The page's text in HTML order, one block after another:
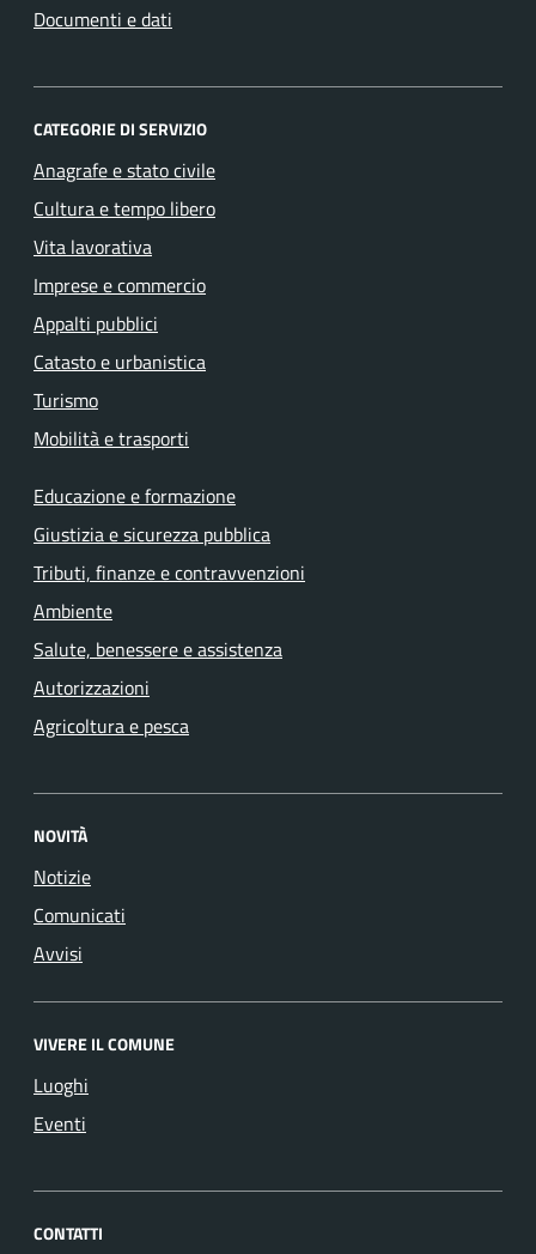
Documenti e dati
CATEGORIE DI SERVIZIO
Anagrafe e stato civile
Cultura e tempo libero
Vita lavorativa
Imprese e commercio
Appalti pubblici
Catasto e urbanistica
Turismo
Mobilità e trasporti
Educazione e formazione
Giustizia e sicurezza pubblica
Tributi, finanze e contravvenzioni
Ambiente
Salute, benessere e assistenza
Autorizzazioni
Agricoltura e pesca
NOVITÀ
Notizie
Comunicati
Avvisi
VIVERE IL COMUNE
Luoghi
Eventi
CONTATTI